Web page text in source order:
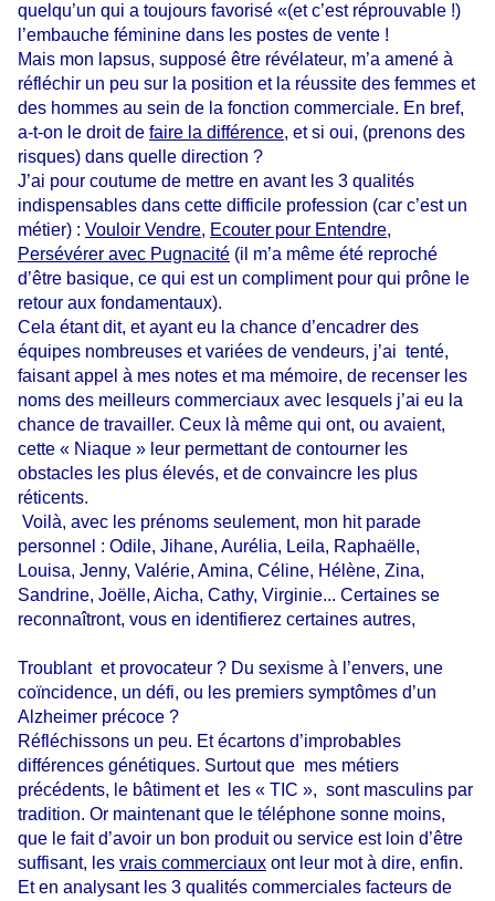
quelqu’un qui a toujours favorisé «(et c’est réprouvable !)
l’embauche féminine dans les postes de vente !
Mais mon lapsus, supposé être révélateur, m’a amené à
réfléchir un peu sur la position et la réussite des femmes et
des hommes au sein de la fonction commerciale. En bref,
a-t-on le droit de faire la différence, et si oui, (prenons des
risques) dans quelle direction ?
J’ai pour coutume de mettre en avant les 3 qualités
indispensables dans cette difficile profession (car c’est un
métier) : Vouloir Vendre, Ecouter pour Entendre,
Persévérer avec Pugnacité (il m’a même été reproché
d’être basique, ce qui est un compliment pour qui prône le
retour aux fondamentaux).
Cela étant dit, et ayant eu la chance d’encadrer des
équipes nombreuses et variées de vendeurs, j’ai tenté,
faisant appel à mes notes et ma mémoire, de recenser les
noms des meilleurs commerciaux avec lesquels j’ai eu la
chance de travailler. Ceux là même qui ont, ou avaient,
cette « Niaque » leur permettant de contourner les
obstacles les plus élevés, et de convaincre les plus
réticents.
Voilà, avec les prénoms seulement, mon hit parade
personnel : Odile, Jihane, Aurélia, Leila, Raphaëlle,
Louisa, Jenny, Valérie, Amina, Céline, Hélène, Zina,
Sandrine, Joëlle, Aicha, Cathy, Virginie... Certaines se
reconnaîtront, vous en identifierez certaines autres,
Troublant et provocateur ? Du sexisme à l’envers, une
coïncidence, un défi, ou les premiers symptômes d’un
Alzheimer précoce ?
Réfléchissons un peu. Et écartons d’improbables
différences génétiques. Surtout que mes métiers
précédents, le bâtiment et
les « TIC », sontmasculins par
tradition. Or maintenant que le téléphone sonne moins,
que le fait d’avoir un bon produit ou service est loin d’être
suffisant, les vrais commerciaux ont leur mot à dire, enfin.
Et en analysant les 3 qualités commerciales facteurs de